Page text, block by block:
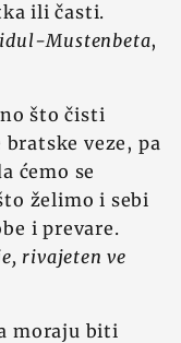
ili časti.
Mustenbeta,
što čisti
bratske veze, pa
ćemo se
želimo i sebi
i prevare.
rivajeten ve
moraju biti